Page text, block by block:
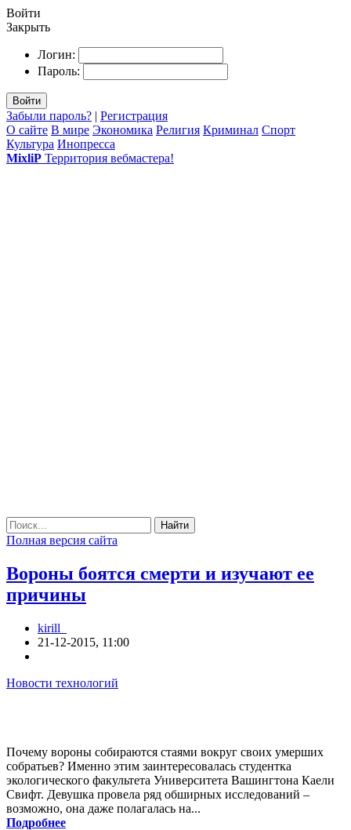
Войти
Закрыть
Логин:
Пароль:
Войти
Забыли пароль? | Регистрация
О сайте В мире Экономика Религия Криминал Спорт
Культура Инопресса
MixliP Территория вебмастера!
Найти
Полная версия сайта
Вороны боятся смерти и изучают ее
причины
kirill_
21-12-2015, 11:00
Новости технологий
Почему вороны собираются стаями вокруг своих умерших
собратьев? Именно этим заинтересовалась студентка
экологического факультета Университета Вашингтона Каели
Свифт. Девушка провела ряд обширных исследований –
возможно, она даже полагалась на...
Подробнее